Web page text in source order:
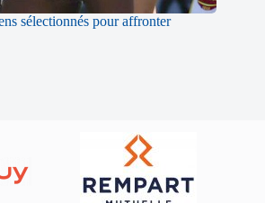
sélectionnés pour affronter